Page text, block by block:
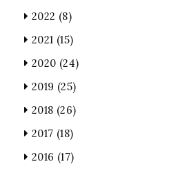
2022 (8)
2021 (15)
2020 (24)
2019 (25)
2018 (26)
2017 (18)
2016 (17)